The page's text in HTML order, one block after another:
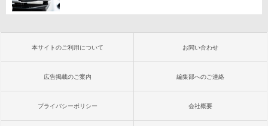
本サイトのご利用について お問い合わせ
広告掲載のご案内 編集部へのご連絡
プライバシーポリシー 会社概要